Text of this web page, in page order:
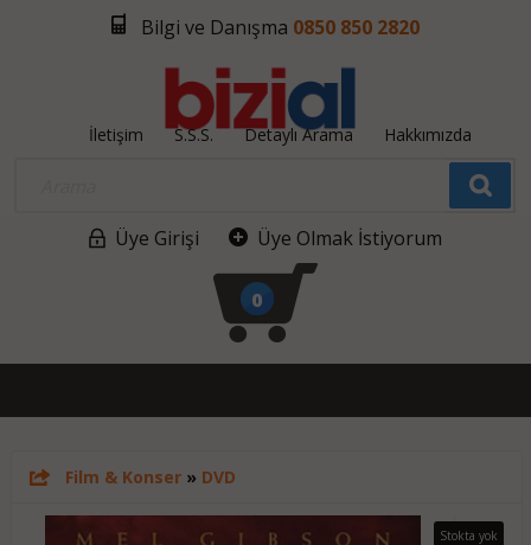
Bilgi ve Danışma 0850 850 2820
İletişim S.S.S. Detaylı Arama Hakkımızda
Üye Girişi Üye Olmak İstiyorum
0
Film & Konser» DVD
Stokta yok